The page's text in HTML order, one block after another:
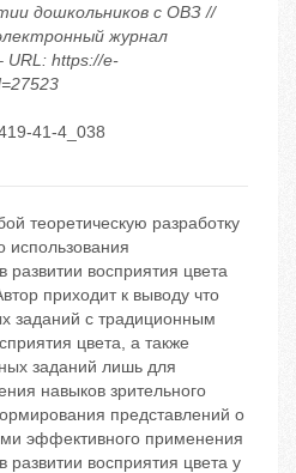
дошкольников с ОВЗ //
журнал
URL: https://e-
41-4_038
теоретическую разработку
использования
развитии восприятия цвета
приходит к выводу что
заданий с традиционным
цвета, а также
заданий лишь для
навыков зрительного
представлений о
эффективного применения
развитии восприятия цвета у